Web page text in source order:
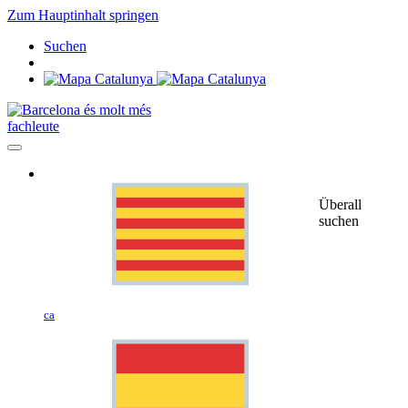
Zum Hauptinhalt springen
Suchen
fachleute
ca
Überall
suchen